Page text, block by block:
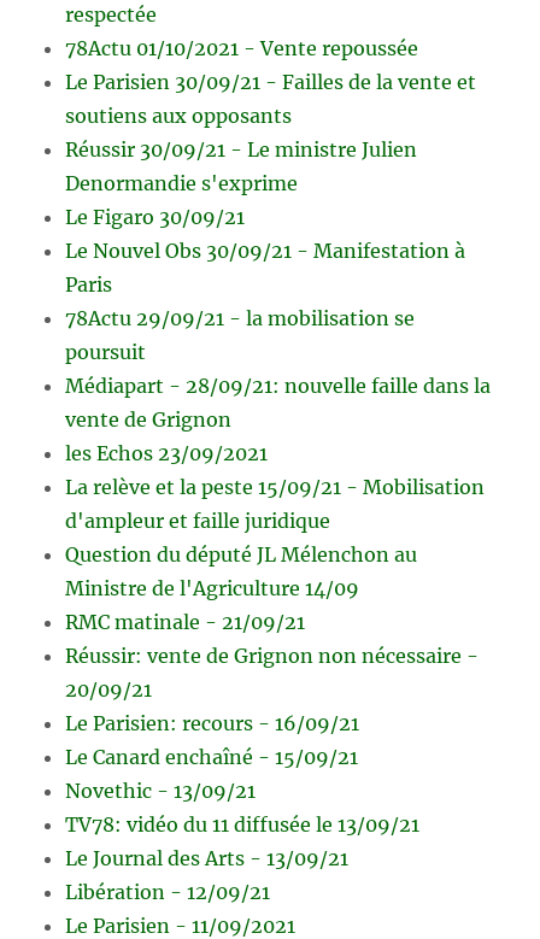
respectée
78Actu 01/10/2021 - Vente repoussée
Le Parisien 30/09/21 - Failles de la vente et
soutiens aux opposants
Réussir 30/09/21 - Le ministre Julien
Denormandie s'exprime
Le Figaro 30/09/21
Le Nouvel Obs 30/09/21 - Manifestation à
Paris
78Actu 29/09/21 - la mobilisation se
poursuit
Médiapart - 28/09/21: nouvelle faille dans la
vente de Grignon
les Echos 23/09/2021
La relève et la peste 15/09/21 - Mobilisation
d'ampleur et faille juridique
Question du député JL Mélenchon au
Ministre de l'Agriculture 14/09
RMC matinale - 21/09/21
Réussir: vente de Grignon non nécessaire -
20/09/21
Le Parisien: recours - 16/09/21
Le Canard enchaîné - 15/09/21
Novethic - 13/09/21
TV78: vidéo du 11 diffusée le 13/09/21
Le Journal des Arts - 13/09/21
Libération - 12/09/21
Le Parisien - 11/09/2021